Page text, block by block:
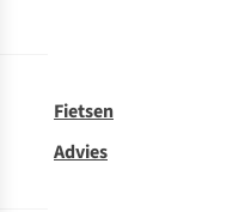
Fietsen
Advies